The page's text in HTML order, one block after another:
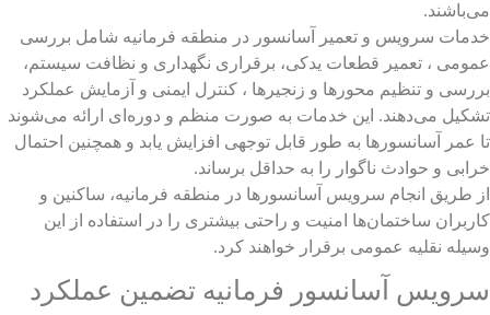
ارزیابی کنیم؟
مهم ترین دلایل خرابی سیم بکسل آسانسور چیست؟
آیا نگهداری آسانسور در ساختمان های برج هزینه
بیشتری دارد؟
چرا باید شرکت های معتبر سرویس و نگهداری
می‌باشند.
خدمات سرویس و تعمیر آسانسور در منطقه فرمانیه شامل بررسی
عمومی ، تعمیر قطعات یدکی، برقراری نگهداری و نظافت سیستم،
بررسی و تنظیم محورها و زنجیرها ، کنترل ایمنی و آزمایش عملکرد
تشکیل می‌دهند. این خدمات به صورت منظم و دوره‌ای ارائه می‌شوند
تا عمر آسانسورها به طور قابل توجهی افزایش یابد و همچنین احتمال
خرابی و حوادث ناگوار را به حداقل برساند.
از طریق انجام سرویس آسانسور ها در منطقه فرمانیه، ساکنین و
کاربران ساختمان‌ها امنیت و راحتی بیشتری را در استفاده از این
وسیله نقلیه عمومی برقرار خواهند کرد.
سرویس آسانسور فرمانیه تضمین عملکرد